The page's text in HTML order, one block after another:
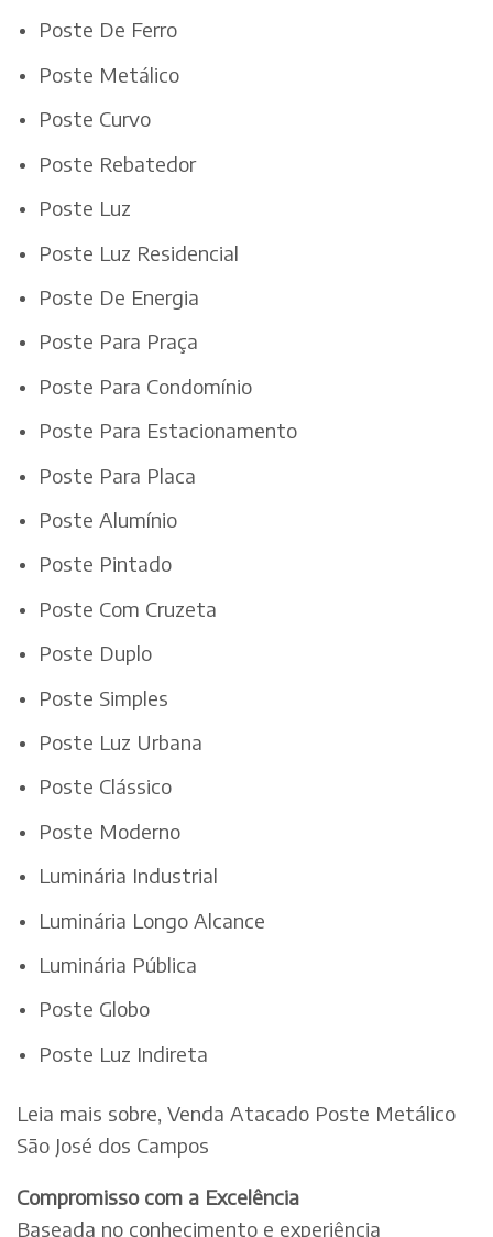
Poste De Ferro
Poste Metálico
Poste Curvo
Poste Rebatedor
Poste Luz
Poste Luz Residencial
Poste De Energia
Poste Para Praça
Poste Para Condomínio
Poste Para Estacionamento
Poste Para Placa
Poste Alumínio
Poste Pintado
Poste Com Cruzeta
Poste Duplo
Poste Simples
Poste Luz Urbana
Poste Clássico
Poste Moderno
Luminária Industrial
Luminária Longo Alcance
Luminária Pública
Poste Globo
Poste Luz Indireta
Leia mais sobre, Venda Atacado Poste Metálico
São José dos Campos
Compromisso com a Excelência
Baseada no conhecimento e experiência